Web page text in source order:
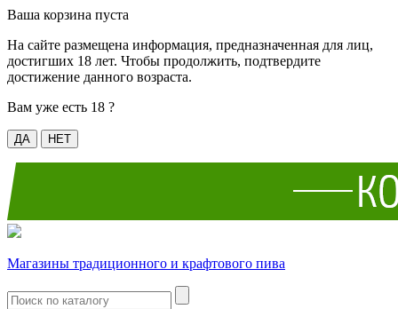
Ваша корзина пуста
На сайте размещена информация, предназначенная для лиц,
достигших 18 лет. Чтобы продолжить, подтвердите
достижение данного возраста.
Вам уже есть 18 ?
ДА НЕТ
Магазины традиционного и крафтового пива